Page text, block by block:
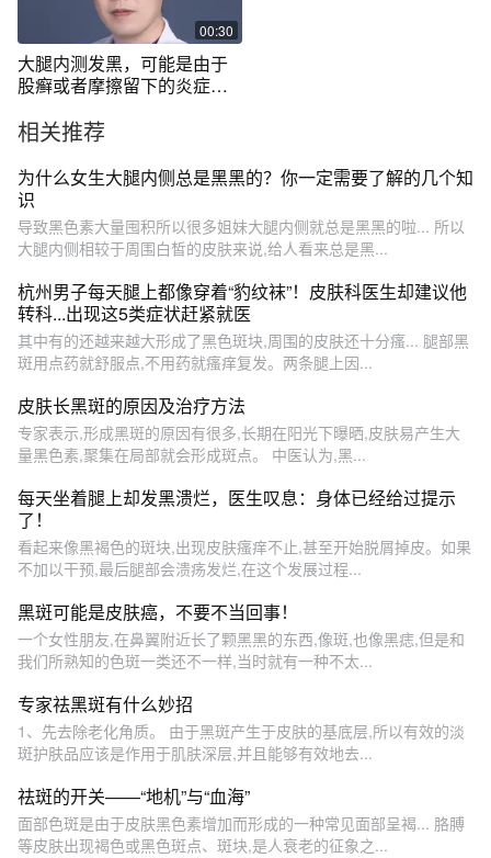
00:30
大腿内测发黑，可能是由于
股癣或者摩擦留下的炎症后
沉 #皮肤健康
相关推荐
为什么女生大腿内侧总是黑黑的？你一定需要了解的几个知
识
导致黑色素大量囤积所以很多姐妹大腿内侧就总是黑黑的啦... 所以
大腿内侧相较于周围白皙的皮肤来说,给人看来总是黑...
杭州男子每天腿上都像穿着“豹纹袜”！皮肤科医生却建议他
转科...出现这5类症状赶紧就医
其中有的还越来越大形成了黑色斑块,周围的皮肤还十分瘙... 腿部黑
斑用点药就舒服点,不用药就瘙痒复发。两条腿上因...
皮肤长黑斑的原因及治疗方法
专家表示,形成黑斑的原因有很多,长期在阳光下曝晒,皮肤易产生大
量黑色素,聚集在局部就会形成斑点。 中医认为,黑...
每天坐着腿上却发黑溃烂，医生叹息：身体已经给过提示
了！
看起来像黑褐色的斑块,出现皮肤瘙痒不止,甚至开始脱屑掉皮。如果
不加以干预,最后腿部会溃疡发烂,在这个发展过程...
黑斑可能是皮肤癌，不要不当回事！
一个女性朋友,在鼻翼附近长了颗黑黑的东西,像斑,也像黑痣,但是和
我们所熟知的色斑一类还不一样,当时就有一种不太...
专家祛黑斑有什么妙招
1、先去除老化角质。 由于黑斑产生于皮肤的基底层,所以有效的淡
斑护肤品应该是作用于肌肤深层,并且能够有效地去...
祛斑的开关——“地机”与“血海”
面部色斑是由于皮肤黑色素增加而形成的一种常见面部呈褐... 胳膊
等皮肤出现褐色或黑色斑点、斑块,是人衰老的征象之...